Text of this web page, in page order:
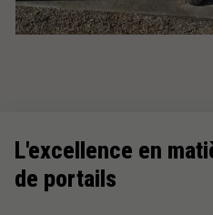
L'excellence en
de portails